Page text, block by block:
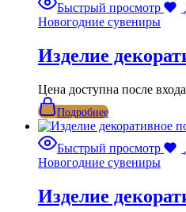
Быстрый просмотр
Новогодние сувениры
Изделие
Цена доступна после входа
Подробнее
Быстрый просмотр
Новогодние сувениры
Изделие